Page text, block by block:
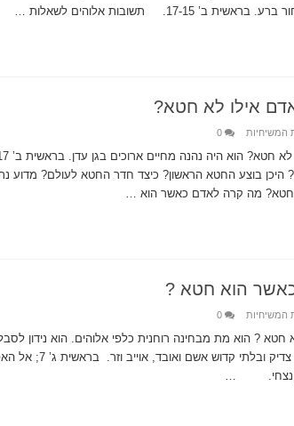
17-15. תשובות אלוהים לשאלות …
אילו לא חטא?
המשיחיות 0
בוצע החטא הראשון? כיצד חדר החטא לעולם? מדוע
חטא? מה קרה לאדם כאשר הוא …
הוא חטא ?
המשיחיות 0
? הוא מת מבחינה רוחנית כלפי אלוהים. הוא נידון
נצחי. …